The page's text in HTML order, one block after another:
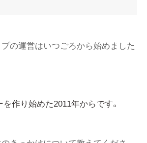
の運営はいつごろから始めました
作り始めた2011年からです。